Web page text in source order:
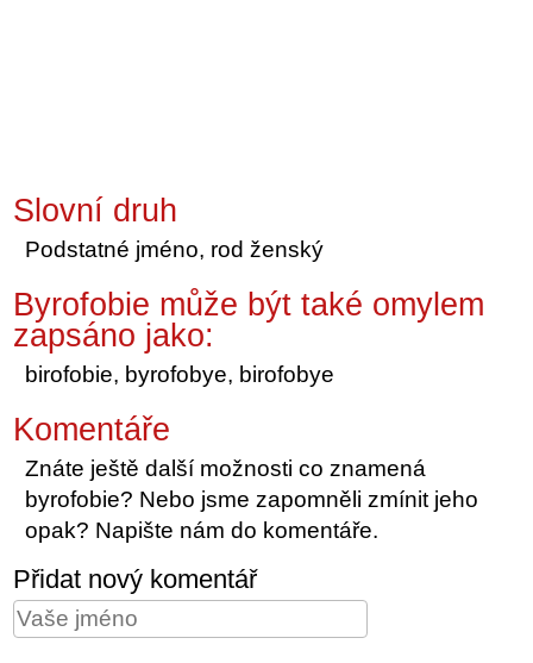
Slovní druh
Podstatné jméno, rod ženský
Byrofobie může být také omylem
zapsáno jako:
birofobie, byrofobye, birofobye
Komentáře
Znáte ještě další možnosti co znamená
byrofobie? Nebo jsme zapomněli zmínit jeho
opak? Napište nám do komentáře.
Přidat nový komentář